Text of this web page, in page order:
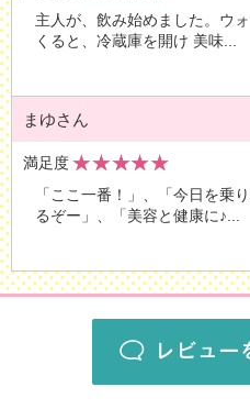
主人が、飲み始めました。ウ
くると、冷蔵庫を開け 美味
まゆさん
満足度
「ここ一番！」、「今日を乗
るぞー」、「美容と健康に♪